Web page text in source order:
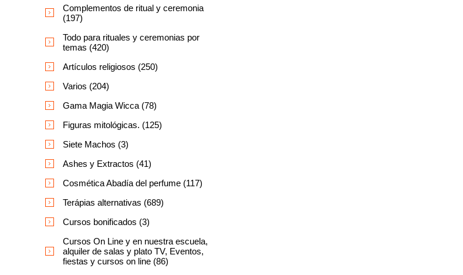
Complementos de ritual y ceremonia
(197)
Todo para rituales y ceremonias por
temas (420)
Artículos religiosos (250)
Varios (204)
Gama Magia Wicca (78)
Figuras mitológicas. (125)
Siete Machos (3)
Ashes y Extractos (41)
Cosmética Abadía del perfume (117)
Terápias alternativas (689)
Cursos bonificados (3)
Cursos On Line y en nuestra escuela,
alquiler de salas y plato TV, Eventos,
fiestas y cursos on line (86)